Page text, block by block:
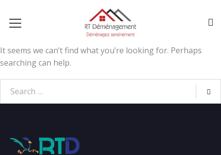
It seems we can’t find what you’re looking for. Perhaps
searching can help.